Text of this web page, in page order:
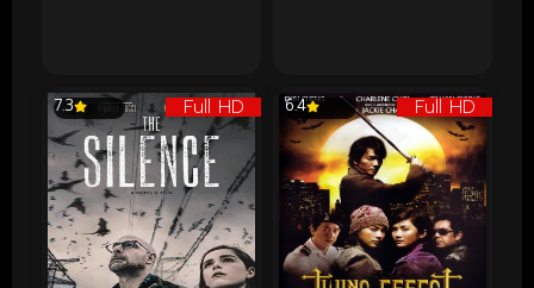
Full HD
7.3 Full HD
6.4